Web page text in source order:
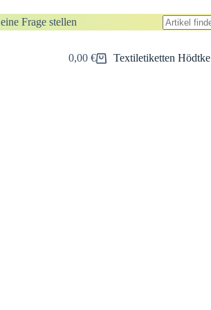
eine Frage stellen
Warenkorb
0,00 € Textiletiketten Hödtke